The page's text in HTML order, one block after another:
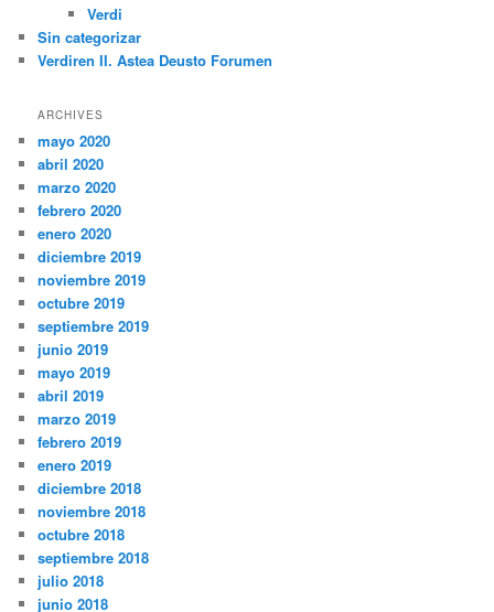
Verdi
Sin categorizar
Verdiren II. Astea Deusto Forumen
ARCHIVES
mayo 2020
abril 2020
marzo 2020
febrero 2020
enero 2020
diciembre 2019
noviembre 2019
octubre 2019
septiembre 2019
junio 2019
mayo 2019
abril 2019
marzo 2019
febrero 2019
enero 2019
diciembre 2018
noviembre 2018
octubre 2018
septiembre 2018
julio 2018
junio 2018